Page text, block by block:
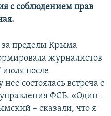
с соблюдением прав
пределы Крыма
журналистов
июля после
состоялась встреча с
ФСБ. «Один –
– сказали, что я